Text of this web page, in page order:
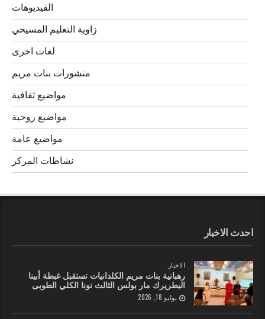
الفيديوهات
زاوية التعليم المسيحي
لغات اخرى
منشورات بنات مريم
مواضيع ثقافية
مواضيع روحية
مواضيع عامة
نشاطات المركز
احدث الاخبار
الاخبار
رهبانية بنات مريم الكلدانيات تستقبل غبطة أبينا
البطريرك مار بولس الثالث نونا الكلي الطوبى
يوليو 18, 2026